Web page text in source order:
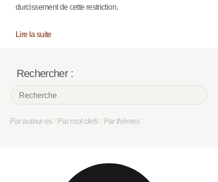
durcissement de cette restriction.
Lire la suite
Rechercher :
Par auteur·es/Par mot-clefs/Par thèmes